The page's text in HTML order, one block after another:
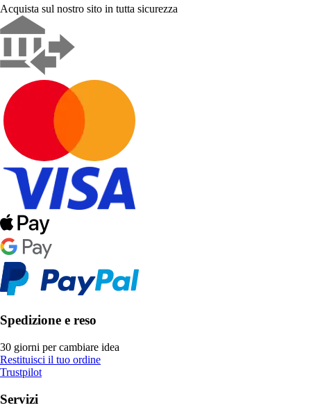
Acquista sul nostro sito in tutta sicurezza
Spedizione e reso
30 giorni per cambiare idea
Restituisci il tuo ordine
Trustpilot
Servizi